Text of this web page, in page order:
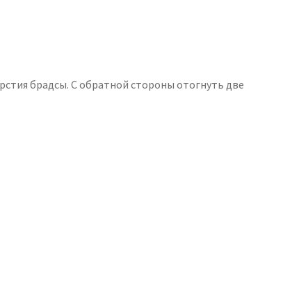
брадсы. С обратной стороны отогнуть две